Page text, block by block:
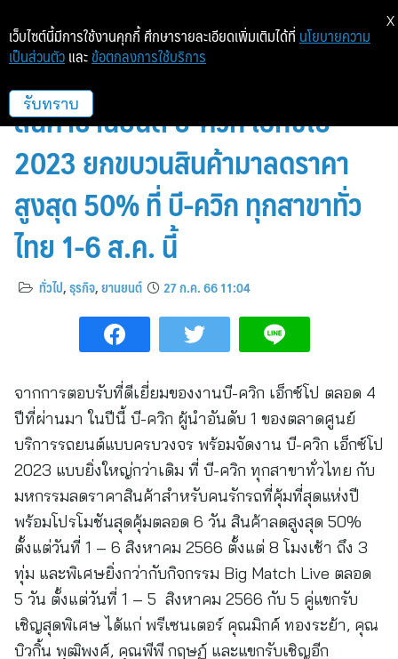
ลดสะบัดซัดราคา! มหกรรมลดราคา
สินค้ายานยนต์ บี-ควิก เอ็กซ์โป
2023 ยกขบวนสินค้ามาลดราคา
สูงสุด 50% ที่ บี-ควิก ทุกสาขาทั่ว
ไทย 1-6 ส.ค. นี้
ทั่วไป,ธุรกิจ,ยานยนต์ 27 ก.ค. 66 11:04
จากการตอบรับที่ดีเยี่ยมของงานบี-ควิก เอ็กซ์โป ตลอด 4
ปีที่ผ่านมา ในปีนี้ บี-ควิก ผู้นำอันดับ 1 ของตลาดศูนย์
บริการรถยนต์แบบครบวงจร พร้อมจัดงาน บี-ควิก เอ็กซ์โป
2023 แบบยิ่งใหญ่กว่าเดิม ที่ บี-ควิก ทุกสาขาทั่วไทย กับ
มหกรรมลดราคาสินค้าสำหรับคนรักรถที่คุ้มที่สุดแห่งปี
พร้อมโปรโมชันสุดคุ้มตลอด 6 วัน สินค้าลดสูงสุด 50%
ตั้งแต่วันที่ 1 – 6 สิงหาคม 2566 ตั้งแต่ 8 โมงเช้า ถึง 3
ทุ่ม และพิเศษยิ่งกว่ากับกิจกรรม Big Match Live ตลอด
5 วัน ตั้งแต่วันที่ 1 – 5 สิงหาคม 2566 กับ 5 คู่แขกรับ
เชิญสุดพิเศษ ได้แก่ พรีเซนเตอร์ คุณมิกค์ ทองระย้า, คุณ
บิวกิ้น พุฒิพงศ์, คุณพีพี กฤษฏ์ และแขกรับเชิญอีก
เว็บไซต์นี้มีการใช้งานคุกกี้ ศึกษารายละเอียดเพิ่มเติมได้ที่ นโยบายความ
เป็นส่วนตัว และ ข้อตกลงการใช้บริการ
รับทราบ
X